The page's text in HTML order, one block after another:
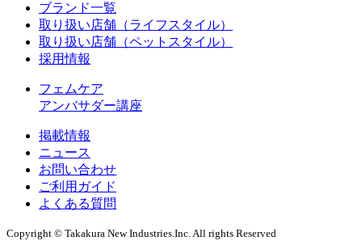
ブランド一覧
取り扱い店舗（ライフスタイル）
取り扱い店舗（ペットスタイル）
採用情報
フェムケア
アンバサダー講座
掲載情報
ニュース
お問い合わせ
ご利用ガイド
よくある質問
Copyright © Takakura New Industries.Inc. All rights Reserved